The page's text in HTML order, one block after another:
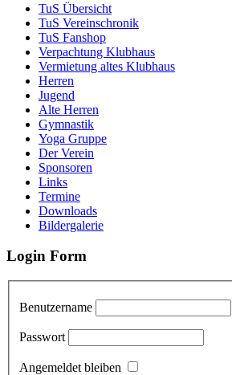
TuS Übersicht
TuS Vereinschronik
TuS Fanshop
Verpachtung Klubhaus
Vermietung altes Klubhaus
Herren
Jugend
Alte Herren
Gymnastik
Yoga Gruppe
Der Verein
Sponsoren
Links
Termine
Downloads
Bildergalerie
Login Form
Benutzername
Passwort
Angemeldet bleiben